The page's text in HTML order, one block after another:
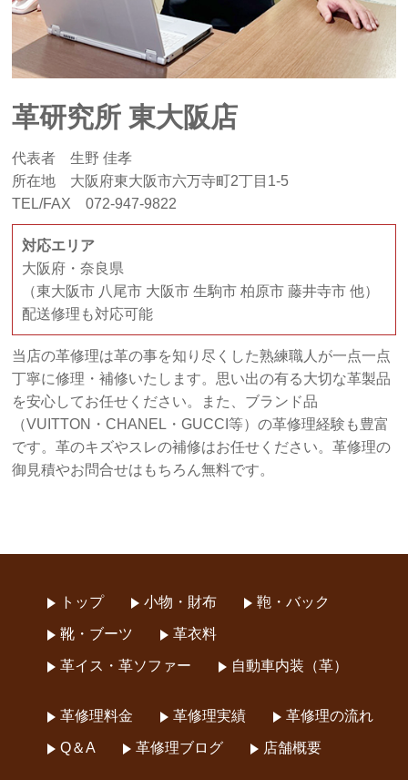
革研究所 東大阪店
代表者 生野 佳孝
所在地 大阪府東大阪市六万寺町2丁目1-5
TEL/FAX 072-947-9822
対応エリア
大阪府・奈良県
（東大阪市 八尾市 大阪市 生駒市 柏原市 藤井寺市 他）
配送修理も対応可能
当店の革修理は革の事を知り尽くした熟練職人が一点一点
丁寧に修理・補修いたします。思い出の有る大切な革製品
を安心してお任せください。また、ブランド品
（VUITTON・CHANEL・GUCCI等）の革修理経験も豊富
です。革のキズやスレの補修はお任せください。革修理の
御見積やお問合せはもちろん無料です。
トップ 小物・財布 鞄・バック
靴・ブーツ 革衣料
革イス・革ソファー 自動車内装（革）
革修理料金 革修理実績 革修理の流れ
Q＆A 革修理ブログ 店舗概要